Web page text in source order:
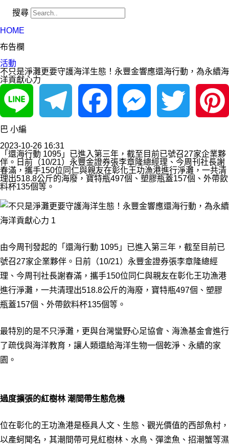
搜尋
HOME
布告欄
活動
不只是淨灘更要守護海洋生態！永豐金響應還海行動，為永續海
洋貢獻心力
Line Telegram Facebook MessengerTwitter
Pinterest
巴 小編
2023-10-26 16:31
「還海行動 1095」已進入第三年，截至目前已號召27家企業夥
伴。日前（10/21）永豐金證券張李章隆總經理、今周刊社長謝
春滿，攜手150位同仁與親友在彰化王功漁港進行淨灘，一共清
理出518.8公斤的海廢，寶特瓶497個、塑膠瓶蓋157個、外帶飲
料杯135個等。
由今周刊發起的「還海行動 1095」已進入第三年，截至目前已
號召27家企業夥伴。日前（10/21）永豐金證券張李章隆總經
理、今周刊社長謝春滿，攜手150位同仁與親友在彰化王功漁港
進行淨灘，一共清理出518.8公斤的海廢，寶特瓶497個、塑膠
瓶蓋157個、外帶飲料杯135個等。
最特別的是不只淨灘，更與台灣蠻野心足協會、海漁基金會進行
了疏伐與海洋教育，讓人類還給海洋生物一個乾淨、永續的家
園。
過度擴張的紅樹林 潮間帶生態危機
位在彰化的王功漁港是極具人文、生態、觀光價值的西部魚村，
以產蚵聞名，其潮間帶可見紅樹林、水鳥、彈塗魚、招潮蟹等濕